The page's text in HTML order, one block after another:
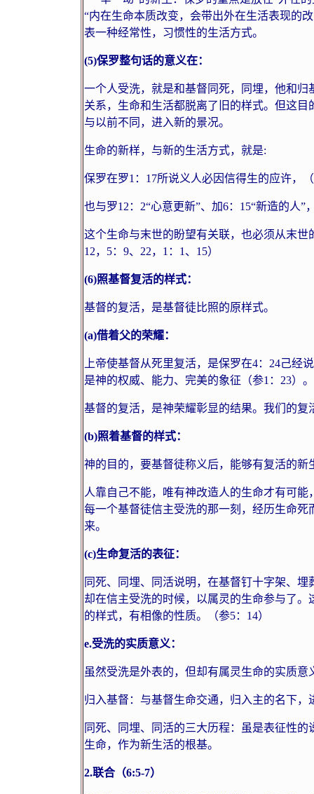
“内在生命本质改变，会带出外在生活表现的
表一种经常性，习惯性的生活方式。
(5)保罗整句话的意义在：
一个人受洗，就是和基督同死，同埋，他和
关系，生命和生活都脱离了旧的样式。但这
与以前不同，进入新的景况。
生命的新样，与新的生活方式，就是:
保罗在罗1 ： 17所说义人必因信得生的应许，
也与罗12 ： 2“心意更新”、加6： 15“新造的人”
这个生命与末世的盼望有关联，也必须从末世
12， 5： 9、 22， 1 ： 1 、 15）
(6)照基督复活的样式：
基督的复活，是基督徒比照的原样式。
(a)借着父的荣耀：
上帝使基督从死里复活，是保罗在4： 24己经
是神的权威、能力、完美的象征（参1 ： 23）。
基督的复活，是神荣耀彰显的结果。我们的复
(b)照着基督的样式：
神的目的，要基督徒称义后，能够有复活的
人靠自己不能，唯有神改造人的生命才有可
每一个基督徒信主受洗的那一刻，经历生命
来。
(c)生命复活的表征：
同死、同埋、同活说明，在基督钉十字架、
却在信主受洗的时候，以属灵的生命参与了
的样式，有相像的性质。（参5： 14）
e.受洗的实质意义：
虽然受洗是外表的，但却有属灵生命的实质意
归入基督：与基督生命交通，归入主的名下
同死、同埋、同活的三大历程：虽是表征性
生命，作为新生活的根基。
2.联合（6:5-7）